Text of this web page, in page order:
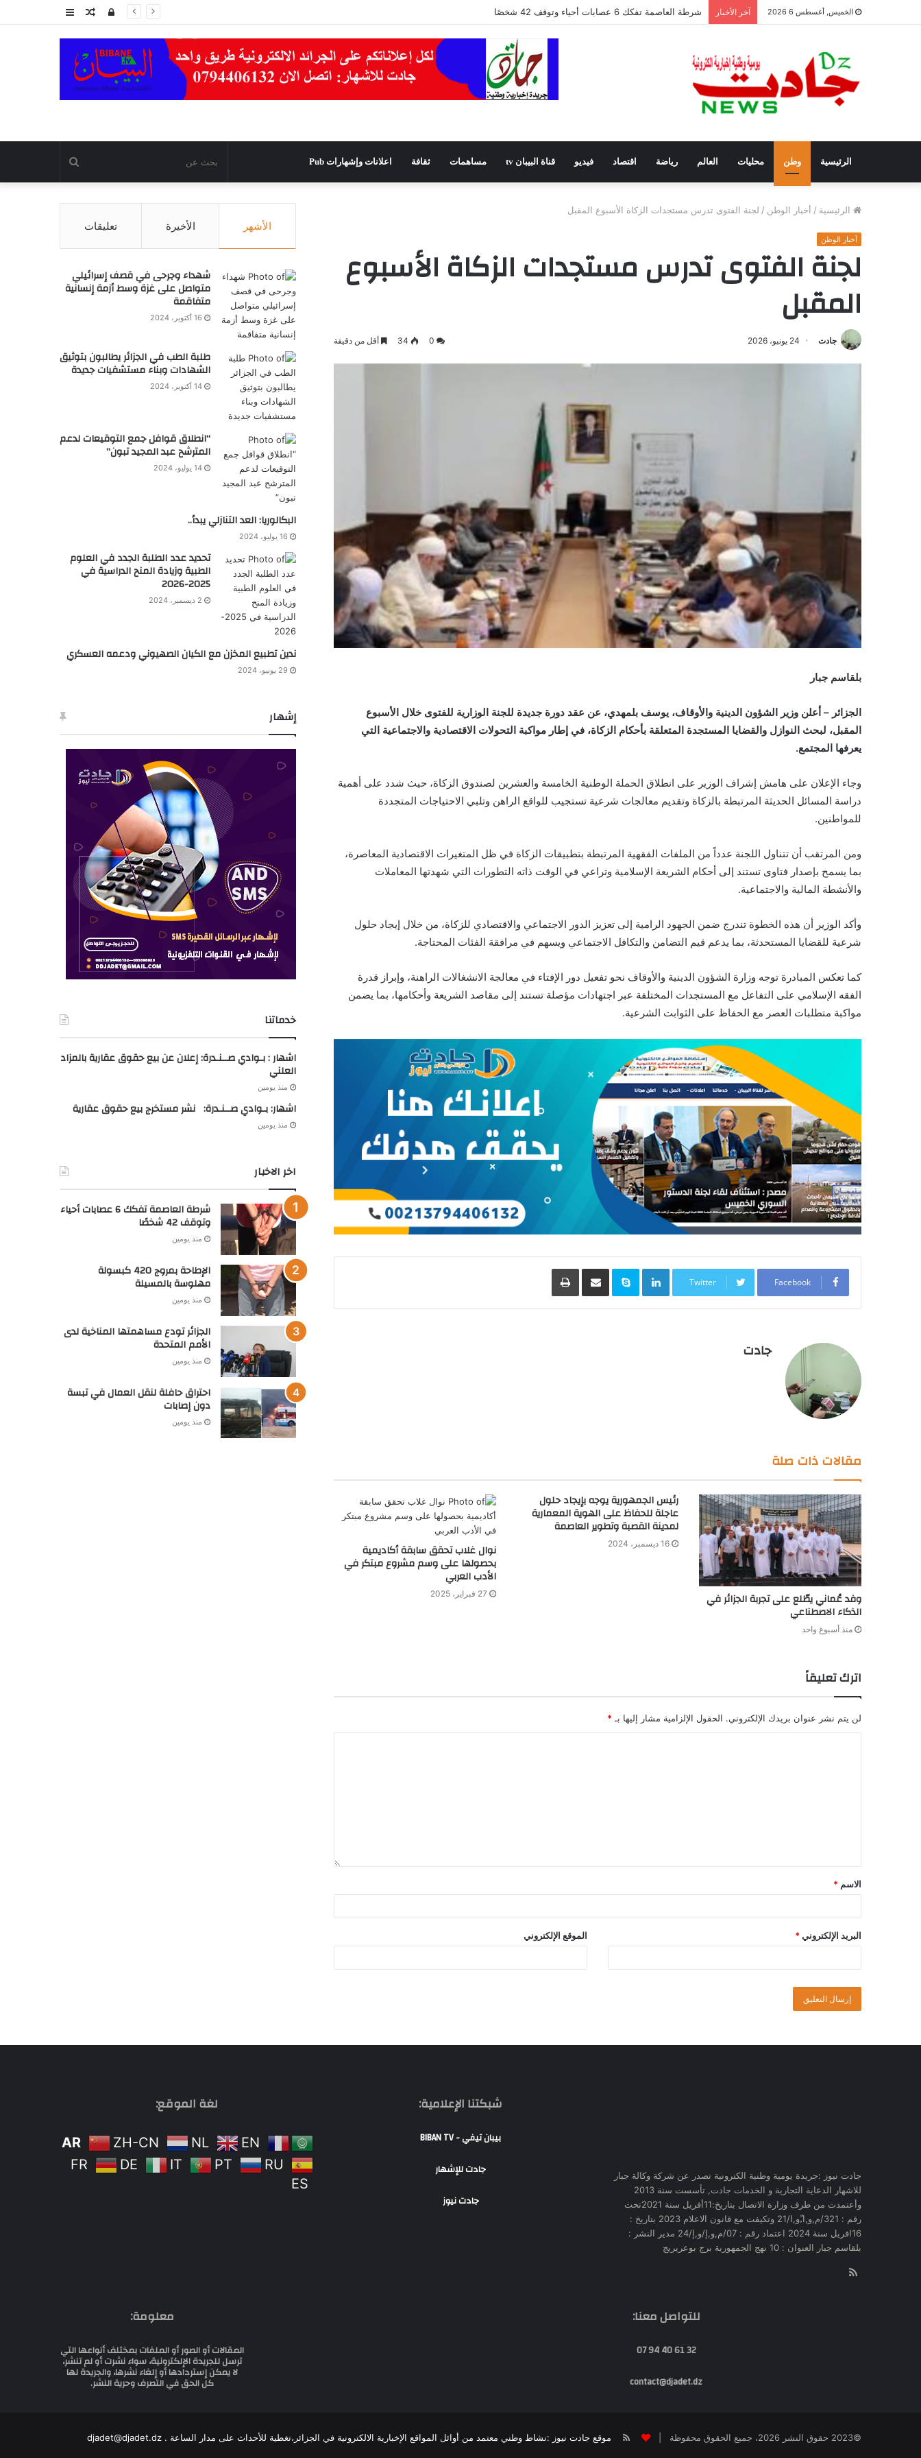
الخميس, أغسطس 6 2026 آخر الأخبار شرطة العاصمة تفكك 6 عصابات أحياء وتوقف 42 شخصًا عمودمقالتسجيل
الرئيسية وطن محليات العالم رياضة اقتصاد فيديو قناة البيبان tv مساهمات ثقافة اعلانات وإشهارات Pub بحث
عن
الرئيسية / أخبار الوطن / لجنة الفتوى تدرس مستجدات الزكاة الأسبوع المقبل
أخبار الوطن
لجنة الفتوى تدرس مستجدات الزكاة الأسبوع
المقبل
جادت 24 يونيو، 2026 0
34 أقل من دقيقة
بلقاسم جبار
الجزائر – أعلن وزير الشؤون الدينية والأوقاف، يوسف بلمهدي، عن عقد دورة جديدة للجنة الوزارية للفتوى خلال الأسبوع
المقبل، لبحث النوازل والقضايا المستجدة المتعلقة بأحكام الزكاة، في إطار مواكبة التحولات الاقتصادية والاجتماعية التي
يعرفها المجتمع.
وجاء الإعلان على هامش إشراف الوزير على انطلاق الحملة الوطنية الخامسة والعشرين لصندوق الزكاة، حيث شدد على أهمية
دراسة المسائل الحديثة المرتبطة بالزكاة وتقديم معالجات شرعية تستجيب للواقع الراهن وتلبي الاحتياجات المتجددة
للمواطنين.
ومن المرتقب أن تتناول اللجنة عدداً من الملفات الفقهية المرتبطة بتطبيقات الزكاة في ظل المتغيرات الاقتصادية المعاصرة،
بما يسمح بإصدار فتاوى تستند إلى أحكام الشريعة الإسلامية وتراعي في الوقت ذاته التطورات التي شهدتها المعاملات
والأنشطة المالية والاجتماعية.
وأكد الوزير أن هذه الخطوة تندرج ضمن الجهود الرامية إلى تعزيز الدور الاجتماعي والاقتصادي للزكاة، من خلال إيجاد حلول
شرعية للقضايا المستحدثة، بما يدعم قيم التضامن والتكافل الاجتماعي ويسهم في مرافقة الفئات المحتاجة.
كما تعكس المبادرة توجه وزارة الشؤون الدينية والأوقاف نحو تفعيل دور الإفتاء في معالجة الانشغالات الراهنة، وإبراز قدرة
الفقه الإسلامي على التفاعل مع المستجدات المختلفة عبر اجتهادات مؤصلة تستند إلى مقاصد الشريعة وأحكامها، بما يضمن
مواكبة متطلبات العصر مع الحفاظ على الثوابت الشرعية.
Facebook
Twitter
LinkedIn
Skype مشاركة عبر البريد طباعة
جادت
مقالات ذات صلة
وفد عُماني يطّلع على تجربة الجزائر في
الذكاء الاصطناعي
منذ أسبوع واحد
رئيس الجمهورية يوجه بإيجاد حلول
عاجلة للحفاظ على الهوية المعمارية
لمدينة القصبة وتطوير العاصمة
16 ديسمبر، 2024 نوال غلاب تحقق سابقة أكاديمية
بحصولها على وسم مشروع مبتكر في
الأدب العربي
27 فبراير، 2025
اترك تعليقاً
لن يتم نشر عنوان بريدك الإلكتروني. الحقول الإلزامية مشار إليها بـ *
الاسم *
البريد الإلكتروني * الموقع الإلكتروني
الأشهر الأخيرة تعليقات
شهداء وجرحى في قصف إسرائيلي
متواصل على غزة وسط أزمة إنسانية
متفاقمة
16 أكتوبر، 2024
طلبة الطب في الجزائر يطالبون بتوثيق
الشهادات وبناء مستشفيات جديدة
14 أكتوبر، 2024
“انطلاق قوافل جمع التوقيعات لدعم
المترشح عبد المجيد تبون”
14 يوليو، 2024
البكالوريا: العد التنازلي يبدأ..
16 يوليو، 2024
تحديد عدد الطلبة الجدد في العلوم
الطبية وزيادة المنح الدراسية في
2025-2026
2 ديسمبر، 2024
ندين تطبيع المخزن مع الكيان الصهيوني ودعمه العسكري
29 يونيو، 2024
إشهار
اشهار : بـوادي صــنـدرة: إعلان عن بيع حقوق عقارية بالمزاد
منذ يومين
اشهار: بـوادي صــنـدرة: نشر مستخرج بيع حقوق عقارية
منذ يومين
اخر الاخبار
الإطاحة بمروج 420 كبسولة
مهلوسة بالمسيلة
الجزائر تودع مساهمتها المناخية لدى
احتراق حافلة لنقل العمال في تبسة
دون إصابات
منذ يومين
جادت نيوز :جريدة يومية وطنية الكترونية تصدر عن شركة وكالة جبار
للاشهار الدعاية التجارية و الخدمات جادت, تأسست سنة 2013
وأعتمدت من طرف وزارة الاتصال بتاريخ:11أفريل سنة 2021تحت
رقم : 321/م,و,ا,ّو,ا/21 وتكيفت مع قانون الاعلام 2023 بتاريخ :
16افريل سنة 2024 اعتماد رقم : 07/م,و,إ/و,إ/24 مدير النشر :
بلقاسم جبار العنوان : 10 نهج الجمهورية برج بوعريريج
شبكتنا الإعلامية:
بيبان تيفي - BIBAN TV
جادت للإشهار
جادت نيوز
لغة الموقع:
AR ZH-CN NL
EN
FR
DE IT PT
RU
ES
للتواصل معنا:
32 61 40 94 07
contact@djadet.dz
معلومة:
المقالات أو الصور أو الملفات بمختلف أنواعها التي
ترسل للجريدة الإلكترونية، سواء نشرت أو لم تنشر،
لا يمكن إستردادها أو إلغاء نشرها، والجريدة لها
كل الحق في التصرف وحرية النشر.
©2023 حقوق النشر 2026، جميع الحقوق محفوظة | موقع جادت نيوز :نشاط وطني معتمد من أوائل المواقع الإخبارية الالكترونية في الجزائر،تغطية للأحداث على مدار الساعة . djadet@djadet.dzRSS